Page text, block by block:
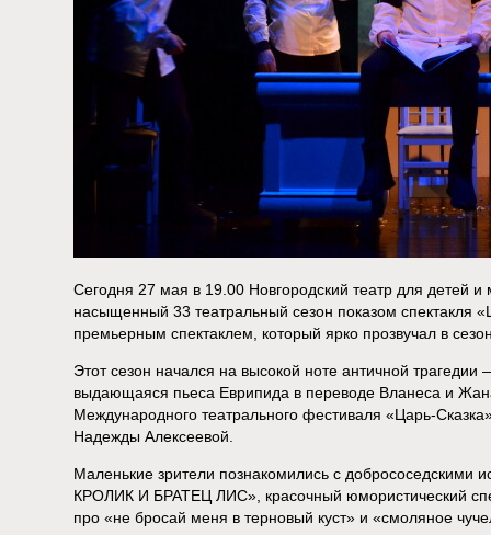
Сегодня 27 мая в 19.00 Новгородский театр для детей
насыщенный 33 театральный сезон показом
премьерным спектаклем, который ярко прозвучал в
Этот сезон начался на высокой ноте античной
выдающаяся пьеса Еврипида в переводе Вланеса и
Международного театрального фестиваля «Царь-
Надежды Алексеевой.
Маленькие зрители познакомились с
КРОЛИК И БРАТЕЦ ЛИС», красочный юмористический
про «не бросай меня в терновый куст» и «смоляное